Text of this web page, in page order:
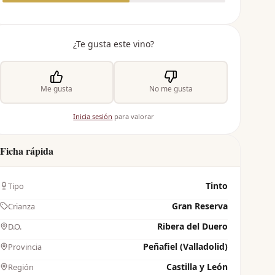
¿Te gusta este vino?
Me gusta No me gusta
Inicia sesión para valorar
Ficha rápida
Tipo Tinto
Crianza Gran Reserva
D.O. Ribera del Duero
Provincia Peñafiel (Valladolid)
Región Castilla y León